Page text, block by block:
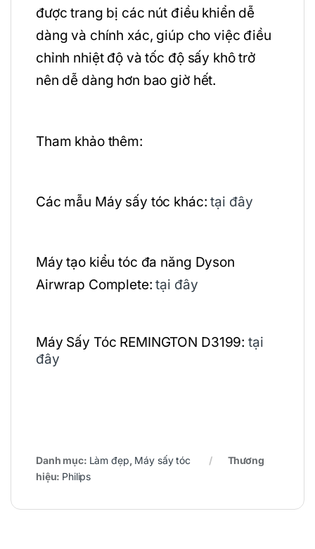
được trang bị các nút điều khiển dễ
dàng và chính xác, giúp cho việc điều
chỉnh nhiệt độ và tốc độ sấy khô trở
nên dễ dàng hơn bao giờ hết.
Tham khảo thêm:
Các mẫu Máy sấy tóc khác:tại đây
Máy tạo kiểu tóc đa năng Dyson
Airwrap Complete:tại đây
Máy Sấy Tóc REMINGTON D3199: tại
đây
Danh mục: Làm đẹp, Máy sấy tóc
Thương
hiệu: Philips